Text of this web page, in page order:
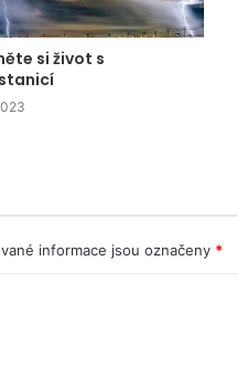
si život s
informace jsou označeny *